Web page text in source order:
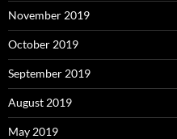
November 2019
October 2019
September 2019
August 2019
May 2019